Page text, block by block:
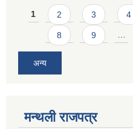
Pages
1 2 3 4
8 9 …
अन्य
मन्थली राजपत्र